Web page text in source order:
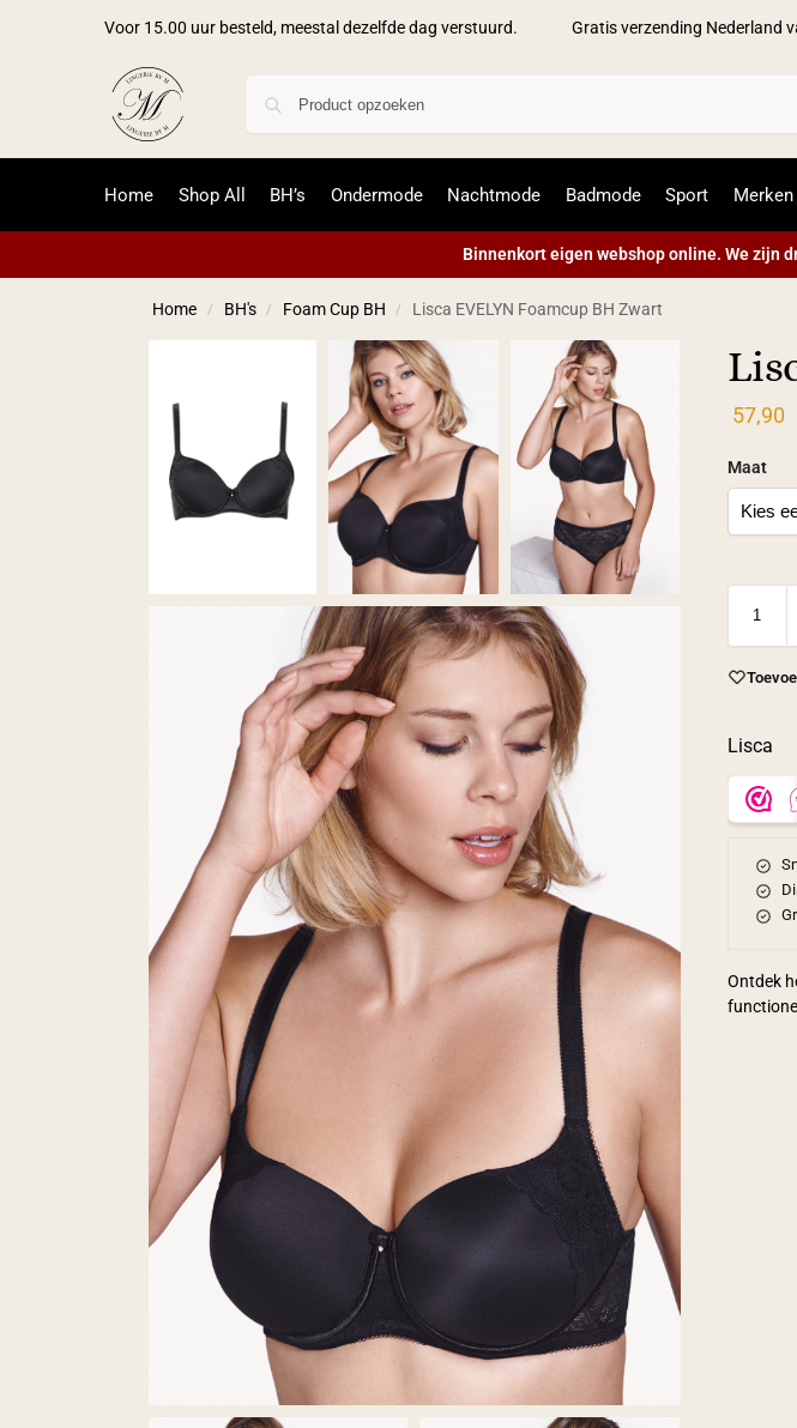
Voor 15.00 uur besteld, meestal dezelfde dag verstuurd. Gratis verzending Nederland
Home Shop All BH’s Ondermode Nachtmode Badmode Sport Merken
Binnenkort eigen webshop online. We zijn
Home / BH's / Foam Cup BH / Lisca EVELYN Foamcup BH Zwart
57,90
Maat
Lisca
Ontdek